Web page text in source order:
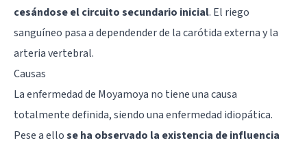
cesándose el circuito secundario inicial. El riego
sanguíneo pasa a dependender de la carótida externa y la
arteria vertebral.
Causas
La enfermedad de Moyamoya no tiene una causa
totalmente definida, siendo una enfermedad idiopática.
Pese a ellose ha observado la existencia de influencia